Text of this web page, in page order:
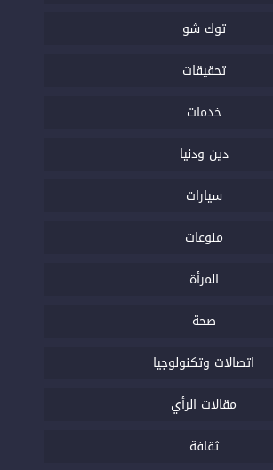
توك شو
تحقيقات
خدمات
دين ودنيا
سيارات
منوعات
المرأة
صحة
اتصالات وتكنولوجيا
مقالات الرأي
ثقافة